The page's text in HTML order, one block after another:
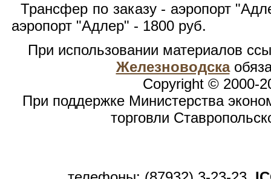
Трансфер по заказу - аэропорт
аэропорт "Адлер" - 1800 руб.
При использовании материалов
Железноводска
Copyright © 2000-
При поддержке Министерства
торговли